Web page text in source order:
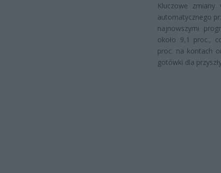
Kluczowe
automatycznego
najnowszymi
około 9,1 proc.,
proc. na kontach
gotówki dla